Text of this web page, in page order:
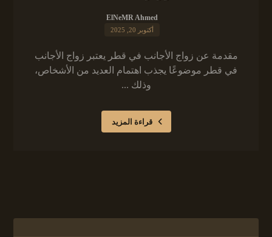
ElNeMR Ahmed
أكتوبر 20, 2025
مقدمة عن زواج الأجانب في قطر يعتبر زواج الأجانب
في قطر موضوعًا يجذب اهتمام العديد من الأشخاص،
وذلك ...
قراءة المزيد